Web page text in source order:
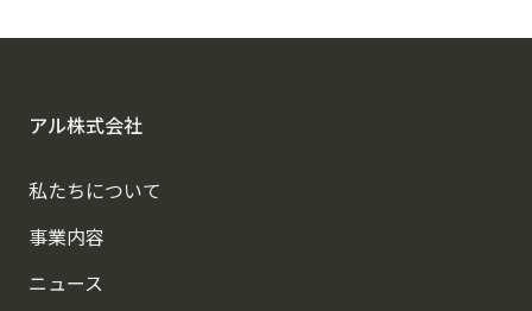
アル株式会社
私たちについて
事業内容
ニュース